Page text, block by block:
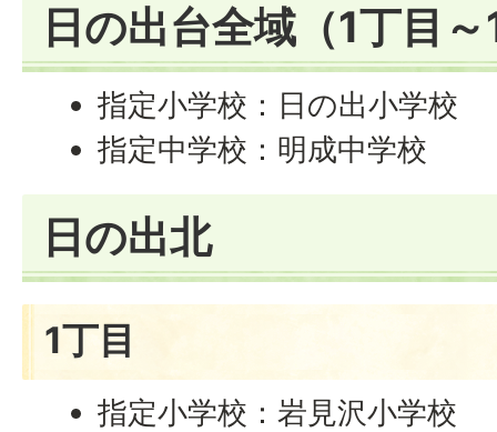
日の出台全域（1丁目
指定小学校：日の出小学校
指定中学校：明成中学校
日の出北
1丁目
指定小学校：岩見沢小学校